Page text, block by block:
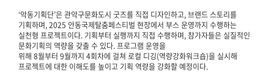
‘악동기획단’은 관악구문화도시 굿즈를 직접 디자인하고, 브랜드 스토리를
기획하며, 2025 안동국제탈춤페스티벌 현장에서 부스 운영까지 수행하는
실천형 프로젝트이다. 기획부터 실행까지 직접 수행하며, 참가자들은 실질적인
문화기획의 역량을 갖출 수 있다. 프로그램 운영을
위해 8월부터 9월까지 4회차에 걸쳐 로컬 디깅(역량강화워크숍)을 실시해
프로젝트에 대한 이해도를 높이고 기획 역량을 강화할 예정이다.